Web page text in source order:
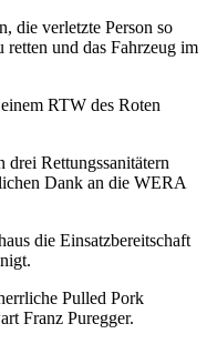
die verletzte Person so
und das Fahrzeug im
RTW des Roten
Rettungssanitätern
Dank an die WERA
die Einsatzbereitschaft
Pulled Pork
Franz Puregger.